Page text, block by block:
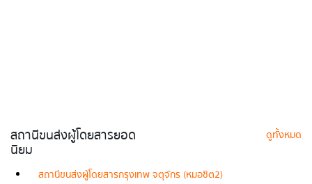
สถานีขนส่งผู้โดยสารยอด
นิยม
ดูทั้งหมด
สถานีขนส่งผู้โดยสารกรุงเทพ จตุจักร (หมอชิต2)